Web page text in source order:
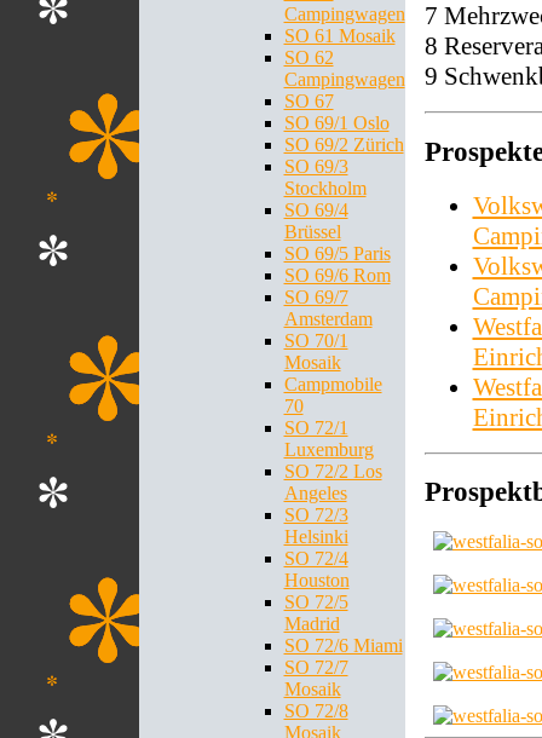
Campingwagen
SO 61 Mosaik
SO 62
Campingwagen
SO 67
SO 69/1 Oslo
SO 69/2 Zürich
SO 69/3
Stockholm
SO 69/4
Brüssel
SO 69/5 Paris
SO 69/6 Rom
SO 69/7
Amsterdam
SO 70/1
Mosaik
Campmobile
70
SO 72/1
Luxemburg
SO 72/2 Los
Angeles
SO 72/3
Helsinki
SO 72/4
Houston
SO 72/5
Madrid
SO 72/6 Miami
SO 72/7
Mosaik
SO 72/8
Mosaik
7
8
9